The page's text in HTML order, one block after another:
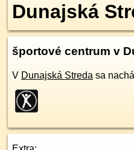
Dunajská
športové centrum v
V Dunajská Streda sa